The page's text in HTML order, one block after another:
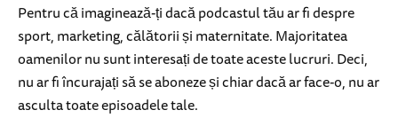
Pentru că imaginează-ți dacă podcastul tău ar fi despre
sport, marketing, călătorii și maternitate. Majoritatea
oamenilor nu sunt interesați de toate aceste lucruri. Deci,
nu ar fi încurajați să se aboneze și chiar dacă ar face-o, nu ar
asculta toate episoadele tale.